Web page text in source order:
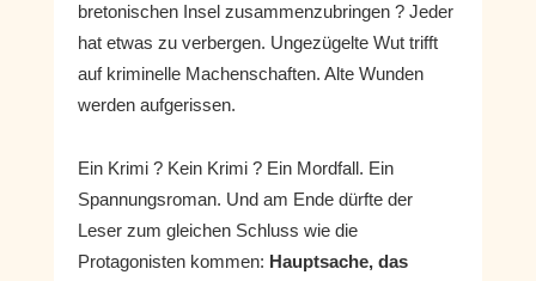
bretonischen Insel zusammenzubringen ? Jeder
hat etwas zu verbergen. Ungezügelte Wut trifft
auf kriminelle Machenschaften. Alte Wunden
werden aufgerissen.
Ein Krimi ? Kein Krimi ? Ein Mordfall. Ein
Spannungsroman. Und am Ende dürfte der
Leser zum gleichen Schluss wie die
Protagonisten kommen: Hauptsache, das